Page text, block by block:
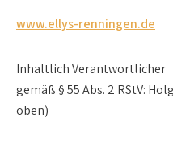
www.ellys-renningen.de
Inhaltlich Verantwortlicher
gemäß § 55 Abs. 2 RStV:
oben)